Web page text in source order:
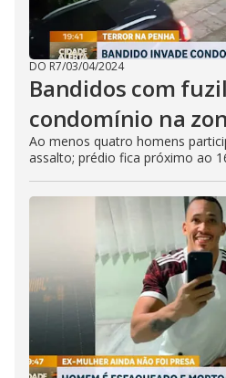
DO R7/03/04/2024
Bandidos com
condomínio na
Ao menos quatro homens
assalto; prédio fica próximo ao